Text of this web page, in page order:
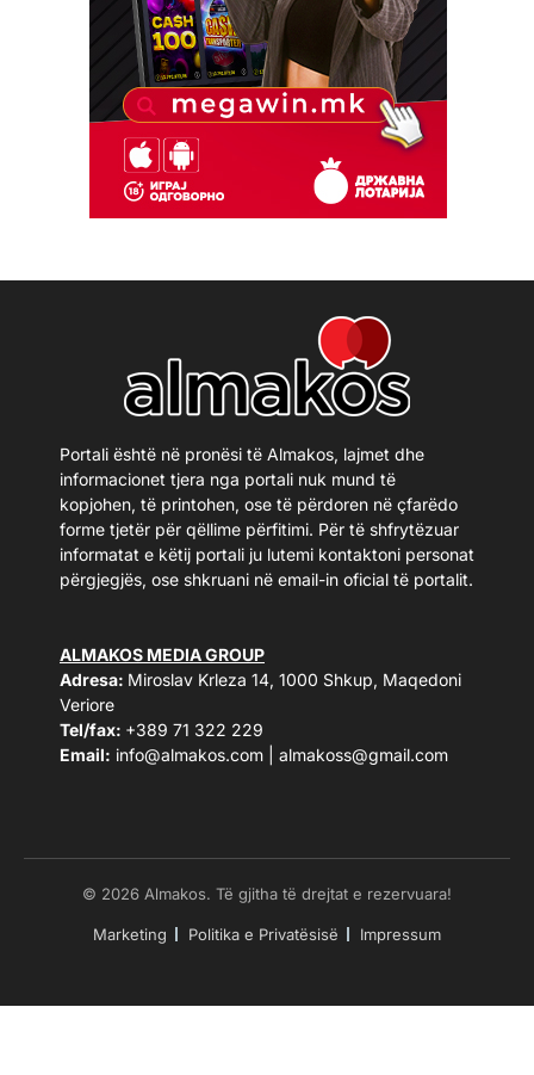
Portali është në pronësi të Almakos, lajmet dhe
informacionet tjera nga portali nuk mund të
kopjohen, të printohen, ose të përdoren në çfarëdo
forme tjetër për qëllime përfitimi. Për të shfrytëzuar
informatat e këtij portali ju lutemi kontaktoni personat
përgjegjës, ose shkruani në email-in oficial të portalit.
ALMAKOS MEDIA GROUP
Adresa: Miroslav Krleza 14, 1000 Shkup, Maqedoni
Veriore
Tel/fax: +389 71 322 229
Email: info@almakos.com almakoss@gmail.com
© 2026 Almakos. Të gjitha të drejtat e rezervuara!
Marketing Politika e Privatësisë Impressum